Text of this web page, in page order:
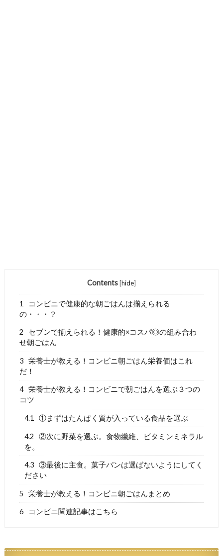
Contents [hide]
1
コンビニで健康的な朝ごはんは揃えられる
の・・・？
2
セブンで揃えられる！健康的×コスパ◎の組み合わ
せ朝ごはん
3 栄養士が教える！コンビニ朝ごはん栄養価はこれ
だ！
4 栄養士が教える！コンビニで朝ごはんを選ぶ３つの
コツ
4.1 ①まずはたんぱく質が入っている食品を選ぶ
4.2
②次に野菜を選ぶ。食物繊維、ビタミンミネラル
を。
4.3 ③最後に主食。菓子パンは選ばないようにしてく
ださい
5 栄養士が教える！コンビニ朝ごはんまとめ
6 コンビニ関連記事はこちら